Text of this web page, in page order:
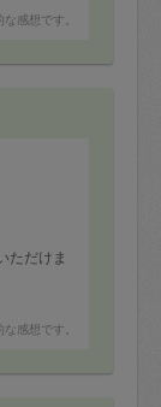
感想です。
ただけま
感想です。